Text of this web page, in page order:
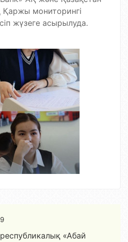
мониторингі
жүзеге асырылуда.
«Абай